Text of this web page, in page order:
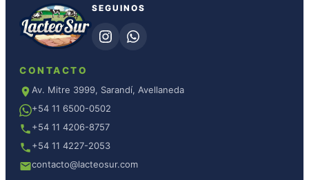
SEGUINOS
CONTACTO
Av. Mitre 3999, Sarandí, Avellaneda
+54 11 6500-0502
+54 11 4206-8757
+54 11 4227-2053
contacto@lacteosur.com